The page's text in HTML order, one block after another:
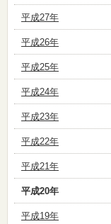
平成27年
平成26年
平成25年
平成24年
平成23年
平成22年
平成21年
平成20年
平成19年